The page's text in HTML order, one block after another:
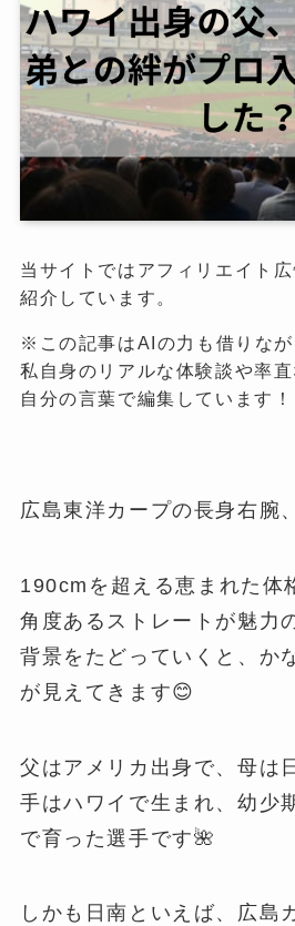
当サイトではアフィリエイト
紹介しています。
※この記事はAIの力も借りな
私自身のリアルな体験談や率
自分の言葉で編集しています！
広島東洋カープの長身右腕
190cmを超える恵まれた体
角度あるストレートが魅力
背景をたどっていくと、か
が見えてきます😊
父はアメリカ出身で、母は
手はハワイで生まれ、幼少
で育った選手です🌺
しかも日南といえば、広島